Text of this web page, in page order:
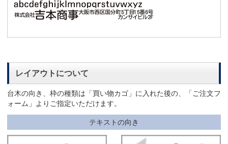
レイアウトについて
台木の向き、枠の種類は「買い物カゴ」に入れた後の、「ご注文フ
ォーム」よりご指定いただけます。
テキストの向き